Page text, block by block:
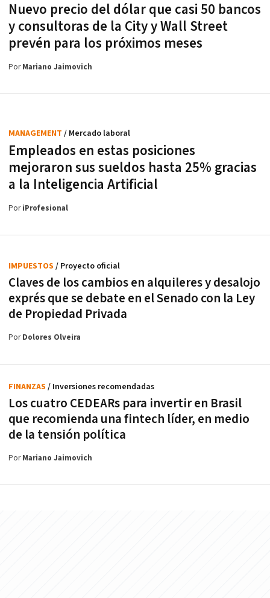
Nuevo precio del dólar que casi 50 bancos
y consultoras de la City y Wall Street
prevén para los próximos meses
PorMariano Jaimovich
Empleados en estas posiciones
mejoraron sus sueldos hasta 25% gracias
a la Inteligencia Artificial
MANAGEMENT / Mercado laboral
PoriProfesional
Claves de los cambios en alquileres y desalojo
exprés que se debate en el Senado con la Ley
de Propiedad Privada
IMPUESTOS / Proyecto oficial
PorDolores Olveira
Los cuatro CEDEARs para invertir en Brasil
que recomienda una fintech líder, en medio
de la tensión política
FINANZAS / Inversiones recomendadas
PorMariano Jaimovich